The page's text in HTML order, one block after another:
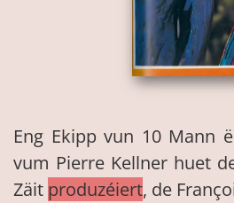
Eng Ekipp vun 10 Mann
vum Pierre Kellner huet
Zäit produzéiert, de